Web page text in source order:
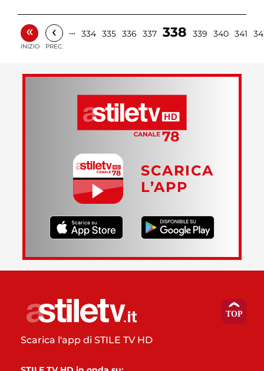
«
INIZIO
‹
PREC.
… 334 335 336 337 338 339 340 341
SCARICA
L’APP
Scarica l'app di STILE TV HD